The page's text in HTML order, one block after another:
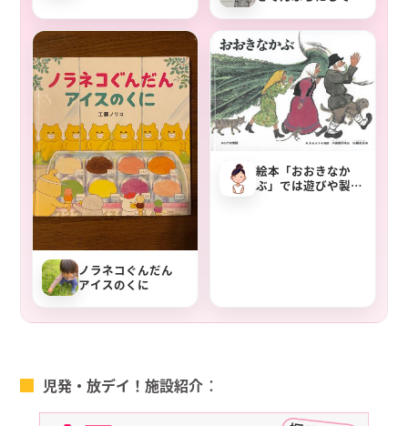
ノラネコぐんだん
アイスのくに
絵本「おおきなか
ぶ」では遊びや製
児発・放デイ！施設紹介